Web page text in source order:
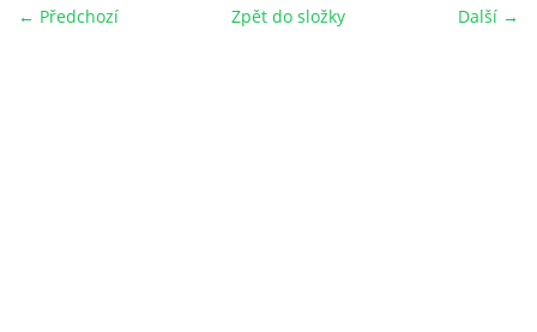
← Předchozí Další →
Zpět do složky